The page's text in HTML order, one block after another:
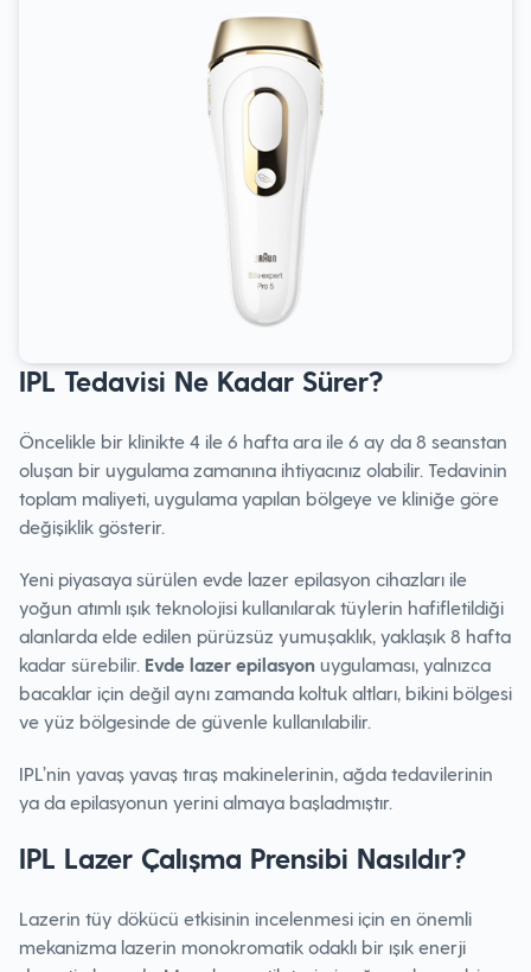
IPL Tedavisi Ne Kadar Sürer?
Öncelikle bir klinikte 4 ile 6 hafta ara ile 6 ay da 8 seanstan
oluşan bir uygulama zamanına ihtiyacınız olabilir. Tedavinin
toplam maliyeti, uygulama yapılan bölgeye ve kliniğe göre
değişiklik gösterir.
Yeni piyasaya sürülen evde lazer epilasyon cihazları ile
yoğun atımlı ışık teknolojisi kullanılarak tüylerin hafifletildiği
alanlarda elde edilen pürüzsüz yumuşaklık, yaklaşık 8 hafta
kadar sürebilir. Evde lazer epilasyon uygulaması, yalnızca
bacaklar için değil aynı zamanda koltuk altları, bikini bölgesi
ve yüz bölgesinde de güvenle kullanılabilir.
IPL’nin yavaş yavaş tıraş makinelerinin, ağda tedavilerinin
ya da epilasyonun yerini almaya başladmıştır.
IPL Lazer Çalışma Prensibi Nasıldır?
Lazerin tüy dökücü etkisinin incelenmesi için en önemli
mekanizma lazerin monokromatik odaklı bir ışık enerji